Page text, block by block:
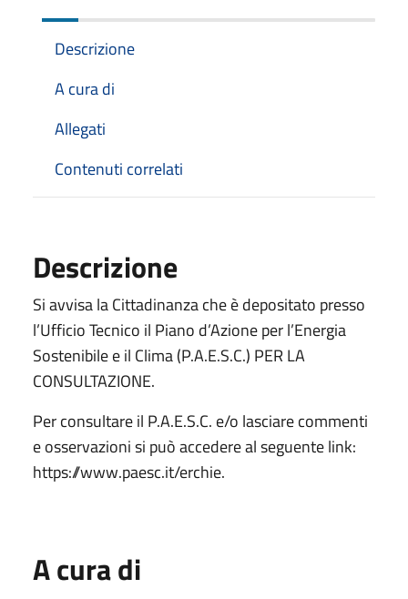
Descrizione
A cura di
Allegati
Contenuti correlati
Descrizione
Si avvisa la Cittadinanza che è depositato presso
l’Ufficio Tecnico il Piano d’Azione per l’Energia
Sostenibile e il Clima (P.A.E.S.C.) PER LA
CONSULTAZIONE.
Per consultare il P.A.E.S.C. e/o lasciare commenti
e osservazioni si può accedere al seguente link:
https://www.paesc.it/erchie.
A cura di